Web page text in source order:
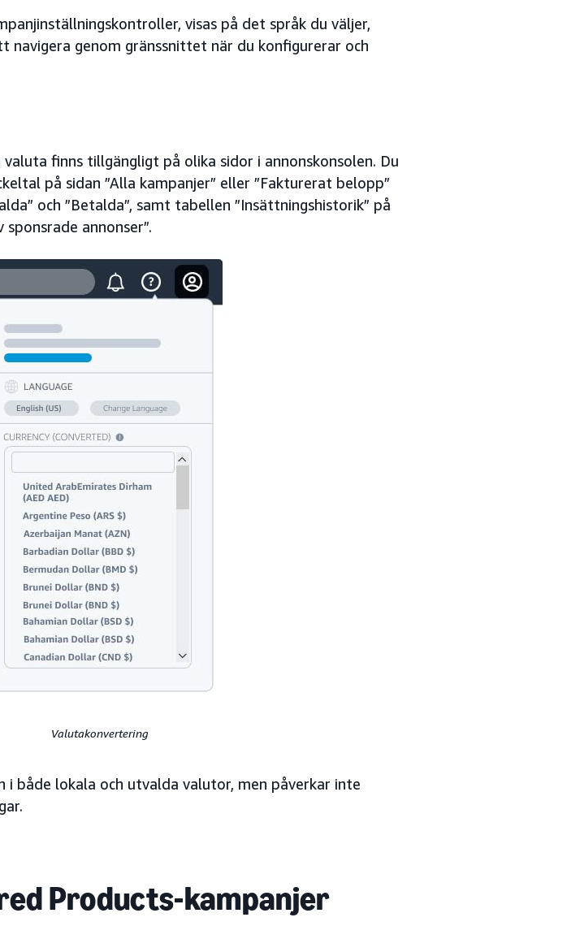
visas på det språk du väljer,
genom gränssnittet när du konfigurerar och
finns tillgängligt på olika sidor i annonskonsolen. Du
på sidan ”Alla kampanjer” eller ”Fakturerat belopp”
och ”Betalda”, samt tabellen ”Insättningshistorik” på
annonser”.
Valutakonvertering
i både lokala och utvalda valutor, men påverkar inte
Products-kampanjer